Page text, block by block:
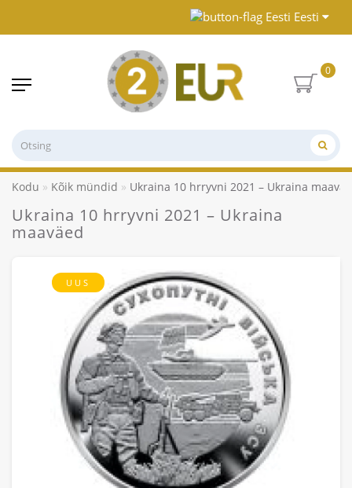
Eesti
0
Kodu Kõik mündid Ukraina 10 hrryvni 2021 – Ukraina
Ukraina 10 hrryvni 2021 – Ukraina
maaväed
UUS